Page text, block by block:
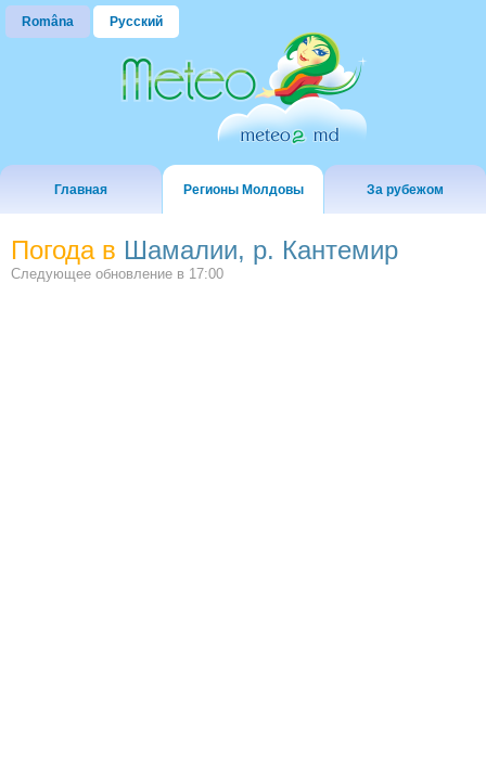
Româna Русский
Главная Регионы Молдовы За рубежом
Погода в Шамалии, р. Кантемир
Следующее обновление в 17:00